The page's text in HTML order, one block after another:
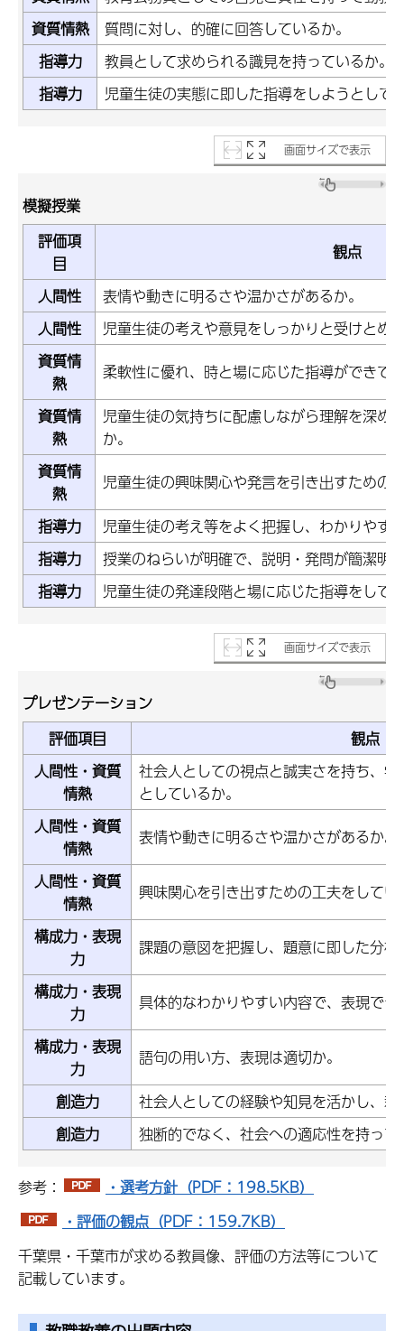
資質情熱
質問に対し、的確に回答しているか。
指導力
教員として求められる識見を持っているか。
指導力
児童生徒の実態に即した指導をしようとして
画面サイズで表示
模擬授業
評価項
目
観点
人間性
表情や動きに明るさや温かさがあるか。
人間性
児童生徒の考えや意見をしっかりと受けとめ
資質情
熱
柔軟性に優れ、時と場に応じた指導ができて
資質情
熱
児童生徒の気持ちに配慮しながら理解を深め
か。
資質情
熱
児童生徒の興味関心や発言を引き出すための
指導力
児童生徒の考え等をよく把握し、わかりやす
指導力
授業のねらいが明確で、説明・発問が簡潔明
指導力
児童生徒の発達段階と場に応じた指導をして
画面サイズで表示
プレゼンテーション
評価項目
観点
人間性・資質
情熱
社会人としての視点と誠実さを持ち、
としているか。
人間性・資質
情熱
表情や動きに明るさや温かさがあるか。
人間性・資質
情熱
興味関心を引き出すための工夫をしてい
構成力・表現
力
課題の意図を把握し、題意に即した分
構成力・表現
力
具体的なわかりやすい内容で、表現でき
構成力・表現
力
語句の用い方、表現は適切か。
創造力
社会人としての経験や知見を活かし、
創造力
独断的でなく、社会への適応性を持って
参考：
・選考方針（PDF：198.5KB）
・評価の観点（PDF：159.7KB）
千葉県・千葉市が求める教員像、評価の方法等について
記載しています。